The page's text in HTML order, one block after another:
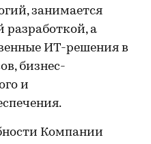
занимается
разработкой, а
ИТ-решения в
бизнес-
и
Компании